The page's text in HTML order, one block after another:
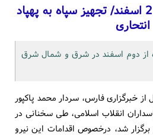
آغاز رزمایش سپاه از 2 اسفند/ تجهیز سپاه به پهپاد
انتحاری
از دوم اسفند در شرق و شمال شرق
خبرگزاری فارس، سردار محمد پاکپور
انقلاب اسلامی، طی سخنانی در
شد، درخصوص اقدامات این نیرو